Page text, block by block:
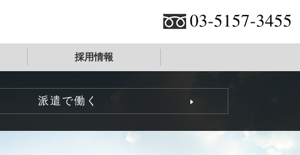
03-5157-3455
採用情報
派遣で働く